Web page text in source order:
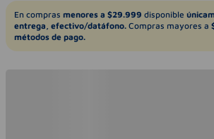
En compras menores a $29.999 disponible
entrega, efectivo/datáfono. Compras mayores a
métodos de pago.